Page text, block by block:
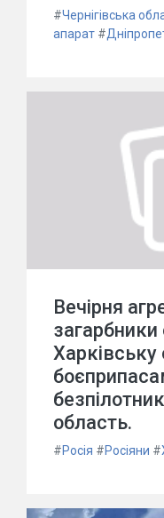
#Чернігівська
апарат #
Вечірня
область.
#Росія #Росіяни #